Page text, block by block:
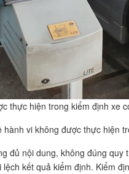
thực hiện trong kiểm định xe
vi không được thực hiện
đủ nội dung, không đúng quy
kết quả kiểm định. Kiểm